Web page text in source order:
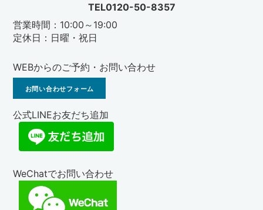
TEL0120-50-8357
営業時間：10:00～19:00
定休日：日曜・祝日
WEBからのご予約・お問い合わせ
お問い合わせフォーム
公式LINEお友だち追加
WeChatでお問い合わせ